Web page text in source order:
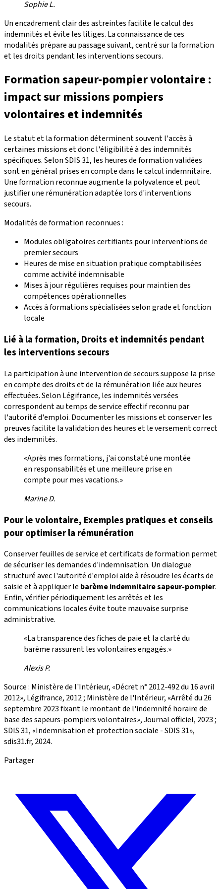
Sophie L.
Un encadrement clair des astreintes facilite le calcul des
indemnités et évite les litiges. La connaissance de ces
modalités prépare au passage suivant, centré sur la formation
et les droits pendant les interventions secours.
Formation sapeur-pompier volontaire :
impact sur missions pompiers
volontaires et indemnités
Le statut et la formation déterminent souvent l'accès à
certaines missions et donc l'éligibilité à des indemnités
spécifiques. Selon SDIS 31, les heures de formation validées
sont en général prises en compte dans le calcul indemnitaire.
Une formation reconnue augmente la polyvalence et peut
justifier une rémunération adaptée lors d'interventions
secours.
Modalités de formation reconnues :
Modules obligatoires certifiants pour interventions de
premier secours
Heures de mise en situation pratique comptabilisées
comme activité indemnisable
Mises à jour régulières requises pour maintien des
compétences opérationnelles
Accès à formations spécialisées selon grade et fonction
locale
Lié à la formation, Droits et indemnités pendant
les interventions secours
La participation à une intervention de secours suppose la prise
en compte des droits et de la rémunération liée aux heures
effectuées. Selon Légifrance, les indemnités versées
correspondent au temps de service effectif reconnu par
l'autorité d'emploi. Documenter les missions et conserver les
preuves facilite la validation des heures et le versement correct
des indemnités.
«Après mes formations, j'ai constaté une montée
en responsabilités et une meilleure prise en
compte pour mes vacations.»
Marine D.
Pour le volontaire, Exemples pratiques et conseils
pour optimiser la rémunération
Conserver feuilles de service et certificats de formation permet
de sécuriser les demandes d'indemnisation. Un dialogue
structuré avec l'autorité d'emploi aide à résoudre les écarts de
saisie et à appliquer le barème indemnitaire sapeur-pompier.
Enfin, vérifier périodiquement les arrêtés et les
communications locales évite toute mauvaise surprise
administrative.
«La transparence des fiches de paie et la clarté du
barème rassurent les volontaires engagés.»
Alexis P.
Source : Ministère de l'Intérieur, «Décret n° 2012-492 du 16 avril
2012», Légifrance, 2012 ; Ministère de l'Intérieur, «Arrêté du 26
septembre 2023 fixant le montant de l'indemnité horaire de
base des sapeurs-pompiers volontaires», Journal officiel, 2023 ;
SDIS 31, «Indemnisation et protection sociale - SDIS 31»,
sdis31.fr, 2024.
Partager